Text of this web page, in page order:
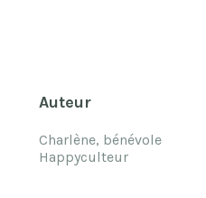
Auteur
Charlène, bénévole
Happyculteur